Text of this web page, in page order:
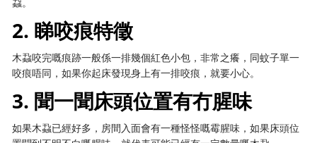
2. 睇咬痕特徵
木蝨咬完嘅痕跡一般係一排幾個紅色小包，非常之癢，同蚊子單一
咬痕唔同，如果你起床發現身上有一排咬痕，就要小心。
3. 聞一聞床頭位置有冇腥味
如果木蝨已經好多，房間入面會有一種怪怪嘅霉腥味，如果床頭位